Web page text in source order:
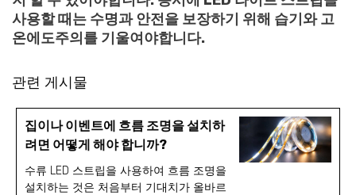
사용할 때는 수명과 안전을 보장하기 위해 습기와 고
온에도주의를 기울여야합니다.
관련 게시물
집이나 이벤트에 흐름 조명을 설치하
려면 어떻게 해야 합니까?
수류 LED 스트립을 사용하여 흐름 조명을
설치하는 것은 처음부터 기대치가 올바르